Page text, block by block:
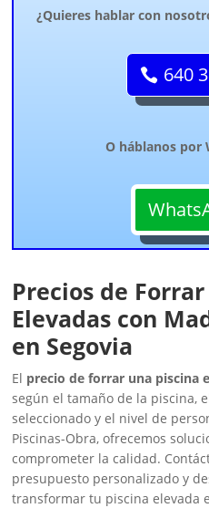
¿Quieres hablar con
640
O háblanos por
Precios de
Elevadas con
en Segovia
El precio de forrar una piscina
según el tamaño de la piscina,
seleccionado y el nivel de
Piscinas-Obra, ofrecemos
comprometer la calidad.
presupuesto personalizado y
transformar tu piscina elevada